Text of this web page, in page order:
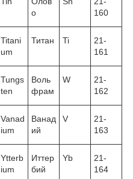
о
160
Titani
um
Титан Ti
21-
161
Tungs
ten
Воль
фрам
W
21-
162
Vanad
ium
Ванад
ий
V
21-
163
Ytterb
ium
Иттер
бий
Yb
21-
164